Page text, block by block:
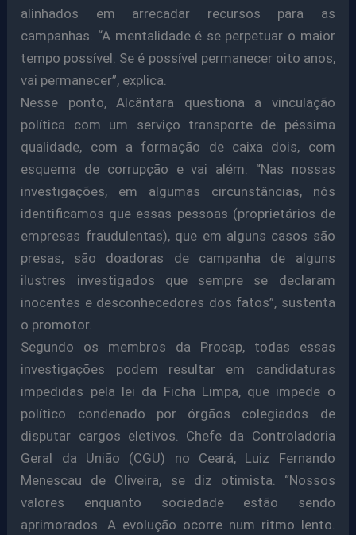
alinhados em arrecadar recursos para as
campanhas. “A mentalidade é se perpetuar o maior
tempo possível. Se é possível permanecer oito anos,
vai permanecer”, explica.
Nesse ponto, Alcântara questiona a vinculação
política com um serviço transporte de péssima
qualidade, com a formação de caixa dois, com
esquema de corrupção e vai além. “Nas nossas
investigações, em algumas circunstâncias, nós
identificamos que essas pessoas (proprietários de
empresas fraudulentas), que em alguns casos são
presas, são doadoras de campanha de alguns
ilustres investigados que sempre se declaram
inocentes e desconhecedores dos fatos”, sustenta
o promotor.
Segundo os membros da Procap, todas essas
investigações podem resultar em candidaturas
impedidas pela lei da Ficha Limpa, que impede o
político condenado por órgãos colegiados de
disputar cargos eletivos. Chefe da Controladoria
Geral da União (CGU) no Ceará, Luiz Fernando
Menescau de Oliveira, se diz otimista. “Nossos
valores enquanto sociedade estão sendo
aprimorados. A evolução ocorre num ritmo lento.